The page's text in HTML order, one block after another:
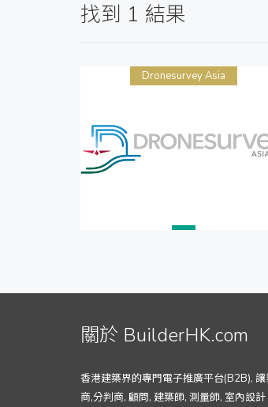
找到 1 結果
Dronesurvey Asia
關於 BuilderHK.com
香港建築界的專門電子推廣平台(B2B),
商,分判商, 顧問, 建築師, 測量師, 室內設